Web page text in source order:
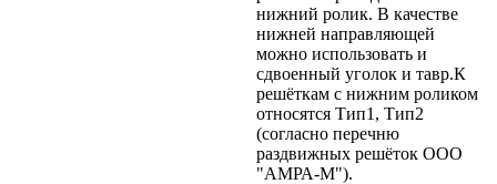
нижний ролик. В качестве
нижней направляющей
можно использовать и
сдвоенный уголок и тавр.К
решёткам с нижним роликом
относятся Тип1, Тип2
(согласно перечню
раздвижных решёток ООО
"АМРА-М").